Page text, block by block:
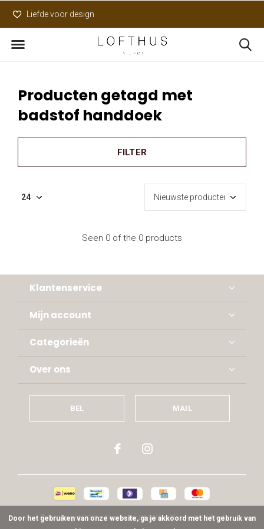
Liefde voor design
Producten getagd met
badstof handdoek
FILTER
Seen 0 of the 0 products
Klantenservice
Mijn account
Categorieën
Over ons
BEL MAIL
© Copyright2026- Theme ByDMWSxPlus+ -RSS-feed
Door het gebruiken van onze website, ga je akkoord met het gebruik van